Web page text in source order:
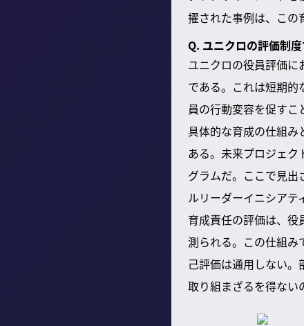
擢された事例は、この
Q. ユニクロの評価制
ユニクロの役員評価
である。これは短期
員の行動変容を促すこ
具体的な育成の仕組
ある。未来プロジェ
グラムだ。ここで見
ルリーダーイニシアテ
育成責任の評価は、
測られる。この仕組み
己評価は通用しない
取り組まざるを得ない